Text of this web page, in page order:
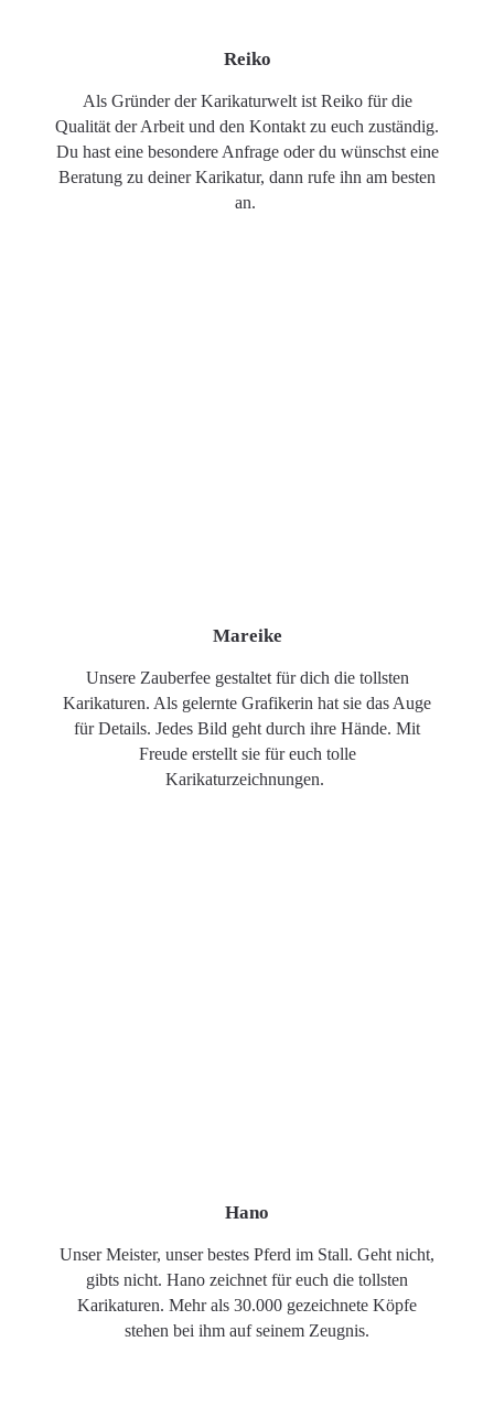
Reiko
Als Gründer der Karikaturwelt ist Reiko für die
Qualität der Arbeit und den Kontakt zu euch zuständig.
Du hast eine besondere Anfrage oder du wünschst eine
Beratung zu deiner Karikatur, dann rufe ihn am besten
an.
Mareike
Unsere Zauberfee gestaltet für dich die tollsten
Karikaturen. Als gelernte Grafikerin hat sie das Auge
für Details. Jedes Bild geht durch ihre Hände. Mit
Freude erstellt sie für euch tolle
Karikaturzeichnungen.
Hano
Unser Meister, unser bestes Pferd im Stall. Geht nicht,
gibts nicht. Hano zeichnet für euch die tollsten
Karikaturen. Mehr als 30.000 gezeichnete Köpfe
stehen bei ihm auf seinem Zeugnis.